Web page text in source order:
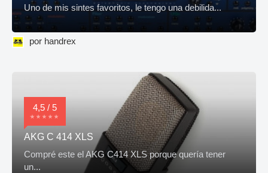
Uno de mis sintes favoritos, le tengo una debilida...
por handrex
4,5 / 5
AKG C 414 XLS
Compré este el AKG C414 XLS porque quería tener
un...